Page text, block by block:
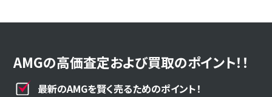
AMGの高価査定および買取のポイント！！
最新のAMGを賢く売るためのポイント！